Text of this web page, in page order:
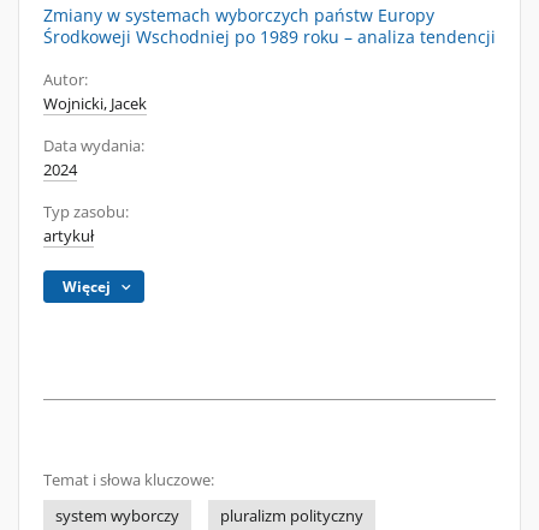
Zmiany w systemach wyborczych państw Europy
Środkoweji Wschodniej po 1989 roku – analiza tendencji
Autor:
Wojnicki, Jacek
Data wydania:
2024
Typ zasobu:
artykuł
Więcej
Temat i słowa kluczowe:
system wyborczy
pluralizm polityczny